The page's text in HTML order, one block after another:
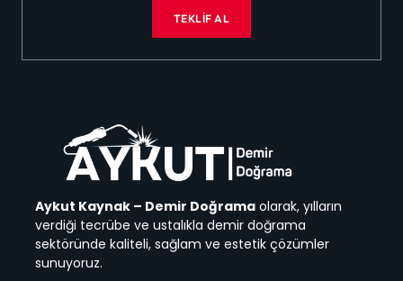
TEKLIF AL
Aykut Kaynak – Demir Doğrama olarak, yılların
verdiği tecrübe ve ustalıkla demir doğrama
sektöründe kaliteli, sağlam ve estetik çözümler
sunuyoruz.